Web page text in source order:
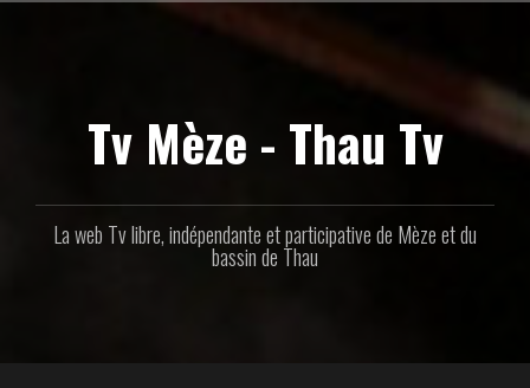
Tv Mèze - Thau Tv
La web Tv libre, indépendante et participative de Mèze et du
bassin de Thau